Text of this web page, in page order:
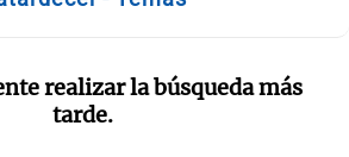
realizar la búsqueda más
tarde.